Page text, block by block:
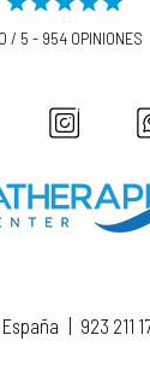
/ 5 - 954 OPINIONES
923 211